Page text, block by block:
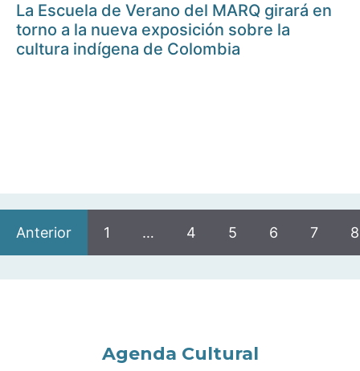
La Escuela de Verano del MARQ girará en
torno a la nueva exposición sobre la
cultura indígena de Colombia
Anterior 1 … 4 5 6 7 8
Agenda Cultural